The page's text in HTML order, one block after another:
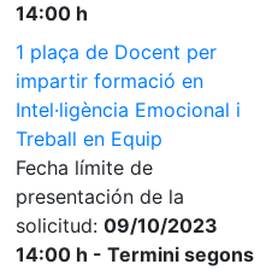
14:00 h
1 plaça de Docent per
impartir formació en
Intel·ligència Emocional i
Treball en Equip
Fecha límite de
presentación de la
solicitud: 09/10/2023
14:00 h - Termini segons